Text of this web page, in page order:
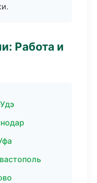
Работа и